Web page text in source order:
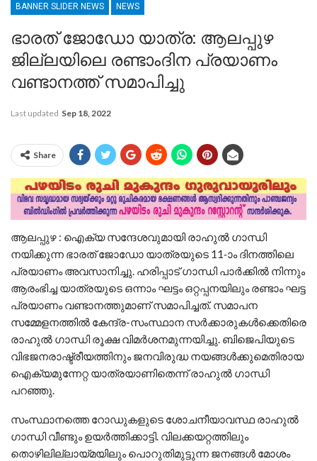
BANNER SLIDER NEWS NEWS
ഭാരത് ജോഡോ യാത്ര: ആലപ്പുഴ
ജില്ലയിലെ രണ്ടാംദിന പ്രയാണം
വണ്ടാനത്ത്‌ സമാപിച്ചു
Last updated Sep 18, 2022
Share
ആലപ്പുഴ : ഐക്യ സന്ദേശവുമായി രാഹുൽ ഗാന്ധി
നയിക്കുന്ന ഭാരത് ജോഡോ യാത്രയുടെ 11-ാം ദിനത്തിലെ
പ്രയാണം അവസാനിച്ചു. ഹരിപ്പാട് ഗാന്ധി പാർക്കിൽ നിന്നും
ആരംഭിച്ച യാത്രയുടെ ഒന്നാം ഘട്ടം ഒറ്റപ്പനയിലും രണ്ടാം ഘട്ട
പ്രയാണം വണ്ടാനത്തുമാണ് സമാപിച്ചത്. സമാപന
സമ്മേളനത്തില്‍ കേന്ദ്ര-സംസ്ഥാന സർക്കാരുകള്‍ക്കെതിരെ
രാഹുല്‍ ഗാന്ധി രൂക്ഷ വിമർശനമുന്നയിച്ചു. ബിജെപിയുടെ
വിഭജനരാഷ്ട്രീയത്തിനും ജനവിരുദ്ധ നയങ്ങള്‍ക്കുമെതിരായ
ഐക്യമുന്നേറ്റ യാത്രയാണിതെന്ന് രാഹുല്‍ ഗാന്ധി
പറഞ്ഞു.
സംസ്ഥാനത്തെ റോഡുകളുടെ ശോചനീയാവസ്ഥ രാഹുല്‍
ഗാന്ധി വീണ്ടും ഉയർത്തിക്കാട്ടി. വിലക്കയറ്റത്തിലും
തൊഴിലില്ലായ്മയിലും പൊറുതിമുട്ടുന്ന ജനങ്ങള്‍ മോശം